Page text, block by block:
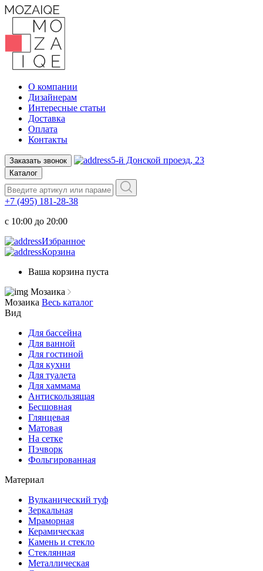
О компании
Дизайнерам
Интересные статьи
Доставка
Оплата
Контакты
Заказать звонок 5-й Донской проезд, 23
Каталог
+7 (495) 181-28-38
c 10:00 до 20:00
Избранное
Корзина
Ваша корзина пуста
Мозаика
Мозаика Весь каталог
Вид
Для бассейна
Для ванной
Для гостиной
Для кухни
Для туалета
Для хаммама
Антискользящая
Бесшовная
Глянцевая
Матовая
На сетке
Пэчворк
Фольгированная
Материал
Вулканический туф
Зеркальная
Мраморная
Керамическая
Камень и стекло
Стеклянная
Металлическая